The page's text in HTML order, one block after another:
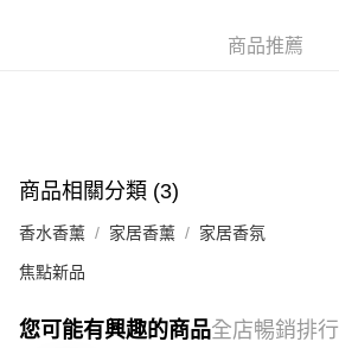
取。逾期會取消訂單，並不會安排重寄
每筆HK$20.00，滿HK$100.00或以上免運費
澳門地區配送 - 確認發貨後1-4個工作天送達
商品推薦
商品相關分類 (3)
香水香薰 家居香薰 家居香氛
焦點新品
您可能有興趣的商品全店暢銷排行